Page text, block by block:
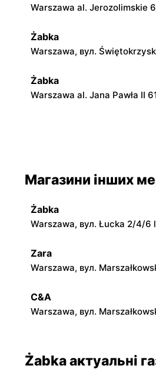
Warszawa al. Jerozolimskie
Żabka
Warszawa, вул.
Żabka
Warszawa al. Jana Pawła II
Żabka
Żabka
Żabka
Магазини інших
Żabka
Warszawa, вул. Łucka 2/4/6
Zara
Warszawa, вул.
C&A
Warszawa, вул.
Żabka актуальні